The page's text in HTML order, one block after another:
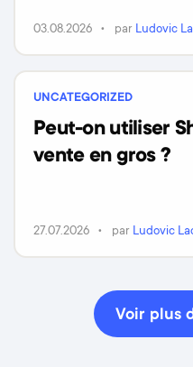
03.08.2026 par Ludovic
UNCATEGORIZED
Peut-on utiliser
vente en gros ?
27.07.2026 par Ludovic
Voir plus